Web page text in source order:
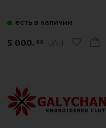
есть в наличии
5 000. 00 UAH